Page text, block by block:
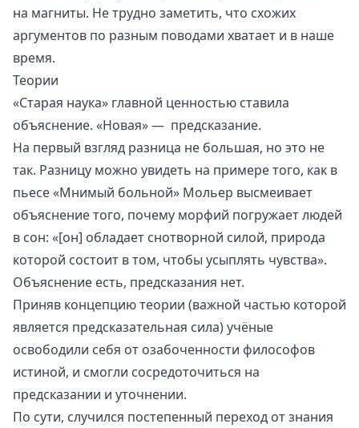
на магниты. Не трудно заметить, что схожих
аргументов по разным поводами хватает и в наше
время.
Теории
«Старая наука» главной ценностью ставила
объяснение. «Новая» — предсказание.
На первый взгляд разница не большая, но это не
так. Разницу можно увидеть на примере того, как в
пьесе «Мнимый больной» Мольер высмеивает
объяснение того, почему морфий погружает людей
в сон: «[он] обладает снотворной силой, природа
которой состоит в том, чтобы усыплять чувства».
Объяснение есть, предсказания нет.
Приняв концепцию теории (важной частью которой
является предсказательная сила) учёные
освободили себя от озабоченности философов
истиной, и смогли сосредоточиться на
предсказании и уточнении.
По сути, случился постепенный переход от знания